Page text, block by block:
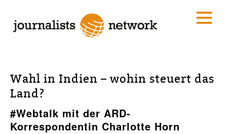
Wahl in Indien – wohin steuert das
Land?
#Webtalk mit der ARD-
Korrespondentin Charlotte Horn